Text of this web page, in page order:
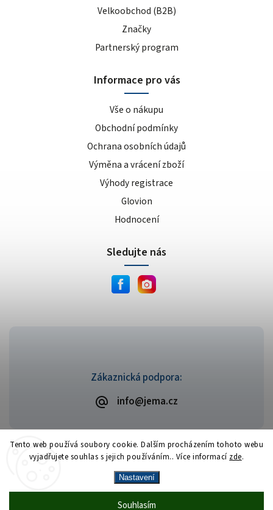
Tento web používá soubory cookie. Dalším procházením tohoto webu
vyjadřujete souhlas s jejich používáním.. Více informací zde.
Nastavení
Souhlasím
Vrácení zboží zdarma— celý srpen bez
Zákaznická podpora:
info@jema.cz
Velkoobchod (B2B)
Značky
Partnerský program
Informace pro vás
Vše o nákupu
Obchodní podmínky
Ochrana osobních údajů
Výměna a vrácení zboží
Výhody registrace
Glovion
Hodnocení
Sledujte nás
Copyright 2026JEMA.cz. Všechna práva vyhrazena.
VytvořilShoptet| Design